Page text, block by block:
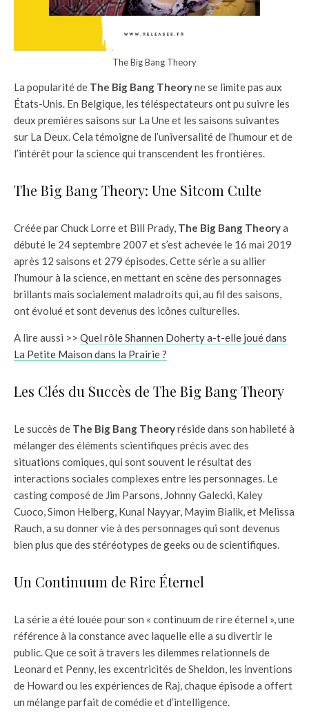
The Big Bang Theory
La popularité de The Big Bang Theoryne se limite pas aux
États-Unis. En Belgique, les téléspectateurs ont pu suivre les
deux premières saisons sur La Une et les saisons suivantes
sur La Deux. Cela témoigne de l’universalité de l’humour et de
l’intérêt pour la science qui transcendent les frontières.
The Big Bang Theory: Une Sitcom Culte
Créée par Chuck Lorre et Bill Prady, The Big Bang Theorya
débuté le 24 septembre 2007 et s’est achevée le 16 mai 2019
après 12 saisons et 279 épisodes. Cette série a su allier
l’humour à la science, en mettant en scène des personnages
brillants mais socialement maladroits qui, au fil des saisons,
ont évolué et sont devenus des icônes culturelles.
A lire aussi >> Quel rôle Shannen Doherty a-t-elle joué dans
La Petite Maison dans la Prairie ?
Les Clés du Succès de The Big Bang Theory
Le succès de The Big Bang Theoryréside dans son habileté à
mélanger des éléments scientifiques précis avec des
situations comiques, qui sont souvent le résultat des
interactions sociales complexes entre les personnages. Le
casting composé de Jim Parsons, Johnny Galecki, Kaley
Cuoco, Simon Helberg, Kunal Nayyar, Mayim Bialik, et Melissa
Rauch, a su donner vie à des personnages qui sont devenus
bien plus que des stéréotypes de geeks ou de scientifiques.
Un Continuum de Rire Éternel
La série a été louée pour son « continuum de rire éternel », une
référence à la constance avec laquelle elle a su divertir le
public. Que ce soit à travers les dilemmes relationnels de
Leonard et Penny, les excentricités de Sheldon, les inventions
de Howard ou les expériences de Raj, chaque épisode a offert
un mélange parfait de comédie et d’intelligence.